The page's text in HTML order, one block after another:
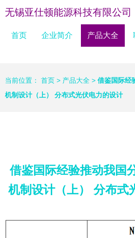
无锡亚仕顿能源科技有限公司
首页 企业简介 产品大全
当前位置： 首页 > 产品大全 > 借鉴国际经
机制设计（上） 分布式光伏电力的设计
借鉴国际经验推动我国
机制设计（上） 分布式